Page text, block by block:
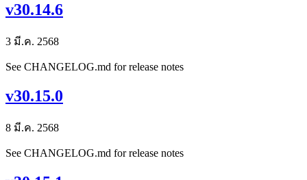
v30.14.6
3 มี.ค. 2568
See CHANGELOG.md for release notes
v30.15.0
8 มี.ค. 2568
See CHANGELOG.md for release notes